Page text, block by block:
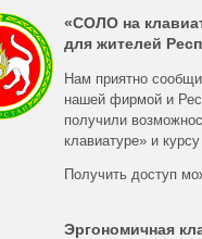
«СОЛО на
для жителей
Нам приятно
нашей фирмой и
получили
клавиатуре» и
Получить доступ
Эргономичная